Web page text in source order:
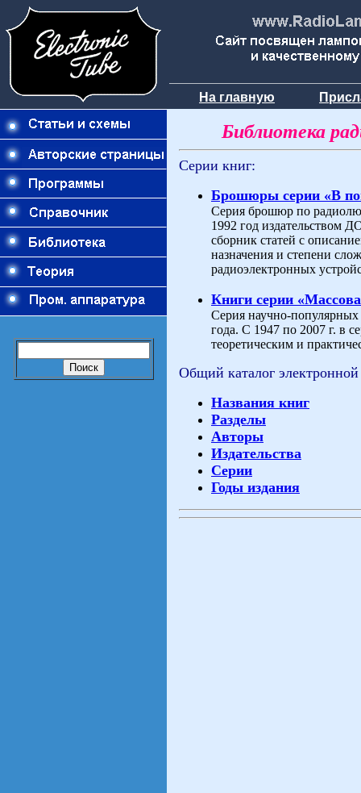
На главную
Библиотека
Серии книг:
Брошюры серии «В
Серия брошюр по
1992 год издательством
сборник статей с
назначения и степени
радиоэлектронных
Книги серии
Серия научно-
года. С 1947 по 2007 г. в
теоретическим и
Общий каталог
Названия книг
Разделы
Авторы
Издательства
Серии
Годы издания